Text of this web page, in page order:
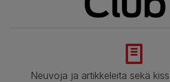
Neuvoja ja artikkeleita sekä